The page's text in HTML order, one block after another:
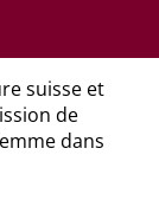
suisse et
de
dans